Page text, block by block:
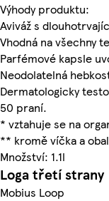
Výhody produktu:
Aviváž s
Vhodná na všechny
Parfémové kapsle
Neodolatelná
Dermatologicky
50 praní.
* vztahuje se na
** kromě víčka a
Množství: 1.1l
Loga třetí strany
Mobius Loop